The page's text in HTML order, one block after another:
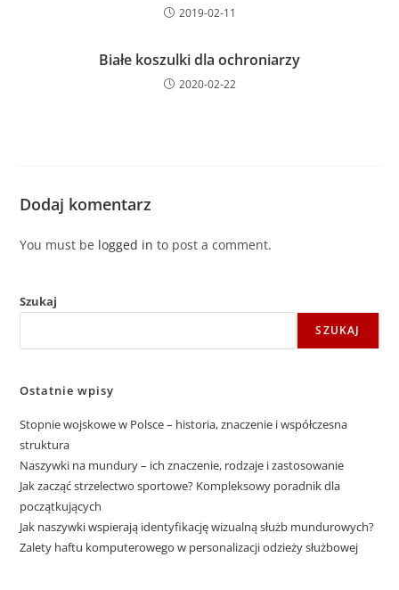
2019-02-11
Białe koszulki dla ochroniarzy
2020-02-22
Dodaj komentarz
You must be logged in to post a comment.
Szukaj
SZUKAJ
Ostatnie wpisy
Stopnie wojskowe w Polsce – historia, znaczenie i współczesna
struktura
Naszywki na mundury – ich znaczenie, rodzaje i zastosowanie
Jak zacząć strzelectwo sportowe? Kompleksowy poradnik dla
początkujących
Jak naszywki wspierają identyfikację wizualną służb mundurowych?
Zalety haftu komputerowego w personalizacji odzieży służbowej